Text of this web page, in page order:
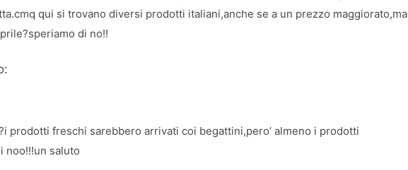
qui si trovano diversi prodotti italiani,anche se a un prezzo maggiorato,ma
di no!!
prodotti freschi sarebbero arrivati coi begattini,pero’ almeno i prodotti
noo!!!un saluto